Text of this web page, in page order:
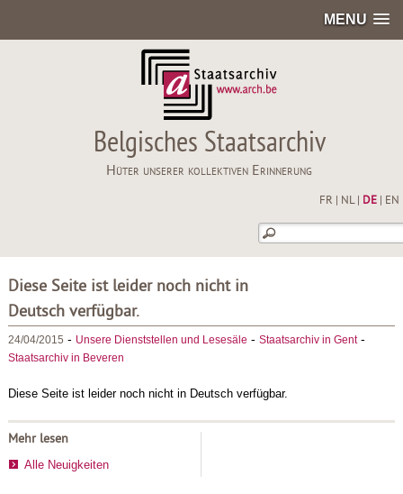
MENU
Belgisches Staatsarchiv
Hüter unserer kollektiven Erinnerung
FR NL| DE| EN
Diese Seite ist leider noch nicht in
Deutsch verfügbar.
24/04/2015 - Unsere Dienststellen und Lesesäle - Staatsarchiv in Gent-
Staatsarchiv in Beveren
Diese Seite ist leider noch nicht in Deutsch verfügbar.
Mehr lesen
Alle Neuigkeiten